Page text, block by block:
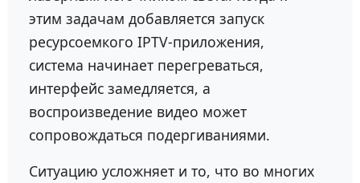
этим задачам добавляется запуск
ресурсоемкого IPTV-приложения,
система начинает перегреваться,
интерфейс замедляется, а
воспроизведение видео может
сопровождаться подергиваниями.
Ситуацию усложняет и то, что во многих